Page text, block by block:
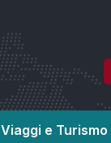
Viaggi e Turismo